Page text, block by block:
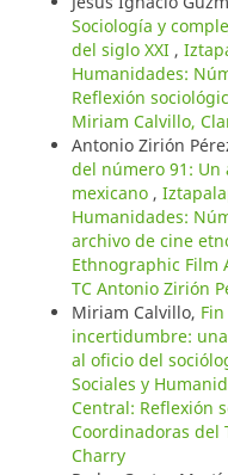
Sociología y
del siglo XXI ,
Humanidades:
Reflexión
Miriam Calvillo,
Antonio Zirión
del número 91:
mexicano ,
Humanidades:
archivo de cine
Ethnographic Film
TC Antonio Zirión
Miriam Calvillo,
incertidumbre:
al oficio del
Sociales y
Central: Reflexión
Coordinadoras del
Charry